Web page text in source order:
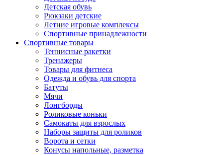
Детская обувь
Рюкзаки детские
Летние игровые комплексы
Спортивные принадлежности
Спортивные товары
Теннисные ракетки
Тренажеры
Товары для фитнеса
Одежда и обувь для спорта
Батуты
Мячи
Лонгборды
Роликовые коньки
Самокаты для взрослых
Наборы защиты для роликов
Ворота и сетки
Конусы напольные, разметка